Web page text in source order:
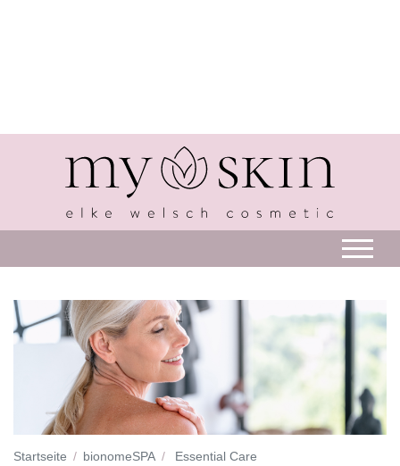
Startseite bionomeSPA
Essential Care